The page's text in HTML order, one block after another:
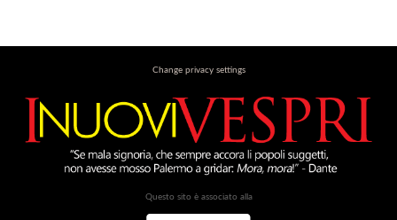
Change privacy settings
Questo sito è associato alla